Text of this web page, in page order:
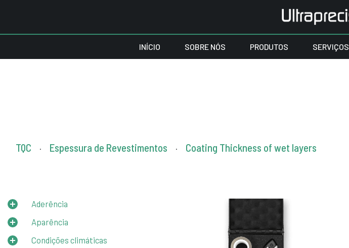
INÍCIO SOBRE NÓS PRODUTOS SERVIÇOS
TQC . Espessura de Revestimentos . Coating Thickness of wet layers
Aderência
Aparência
Condições climáticas